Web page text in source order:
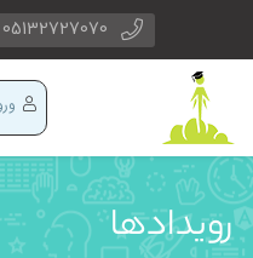
05132727070
رویدادها